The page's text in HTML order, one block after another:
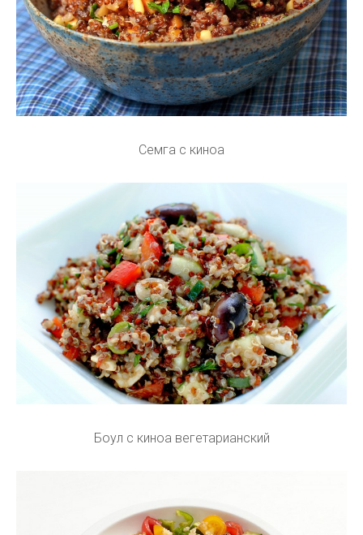
Семга с киноа
Боул с киноа вегетарианский